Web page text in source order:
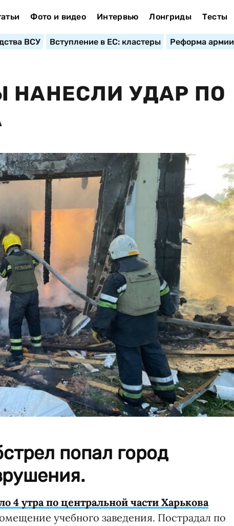
Фото и видео Интервью Лонгриды Тесты
ВСУ Вступление в ЕС: кластеры Реформа армии
НАНЕСЛИ УДАР ПО
попал город
4 утра по центральной части Харькова
учебного заведения. Пострадал по